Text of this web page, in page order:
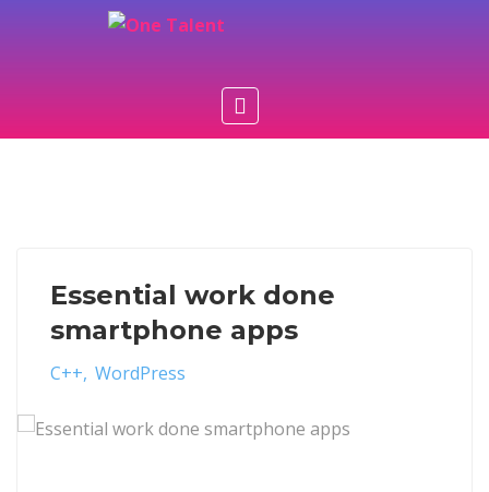
Essential work done
smartphone apps
C++ WordPress